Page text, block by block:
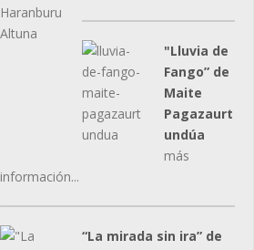
"Lluvia de
Fango” de
Maite
Pagazaurt
undúa
más
información...
“La mirada sin ira” de